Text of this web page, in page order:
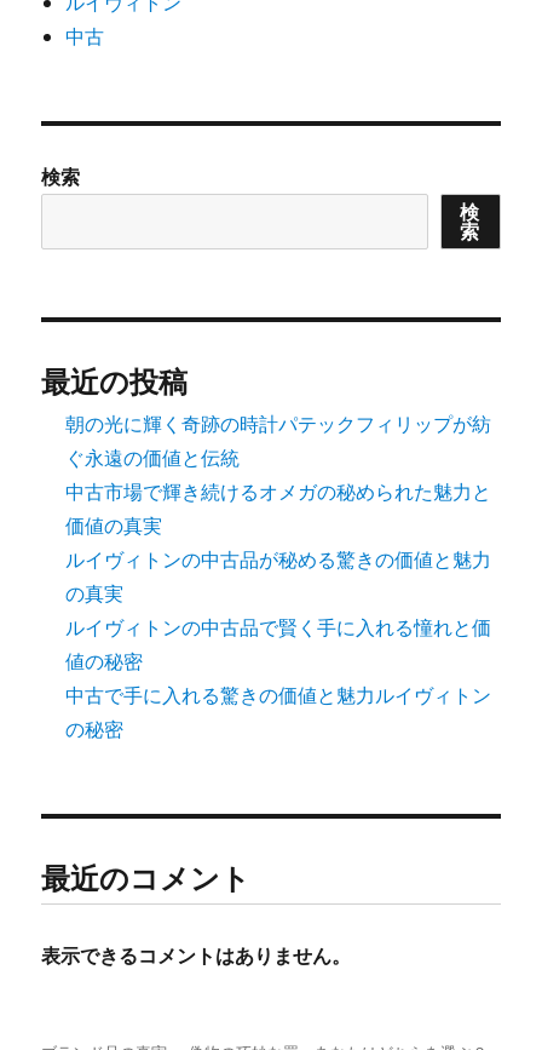
中古
検索
検
索
最近の投稿
朝の光に輝く奇跡の時計パテックフィリップが紡
ぐ永遠の価値と伝統
中古市場で輝き続けるオメガの秘められた魅力と
価値の真実
ルイヴィトンの中古品が秘める驚きの価値と魅力
の真実
ルイヴィトンの中古品で賢く手に入れる憧れと価
値の秘密
中古で手に入れる驚きの価値と魅力ルイヴィトン
の秘密
最近のコメント
表示できるコメントはありません。